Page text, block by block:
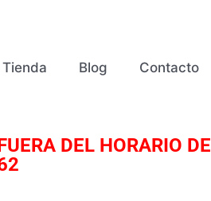
Tienda Blog Contacto
DEL HORARIO DE